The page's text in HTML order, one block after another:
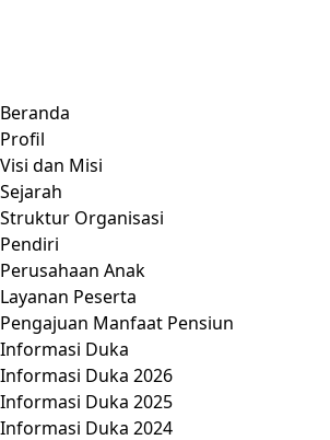
Beranda
Profil
Visi dan Misi
Sejarah
Struktur Organisasi
Pendiri
Perusahaan Anak
Layanan Peserta
Pengajuan Manfaat Pensiun
Informasi Duka
Informasi Duka 2026
Informasi Duka 2025
Informasi Duka 2024